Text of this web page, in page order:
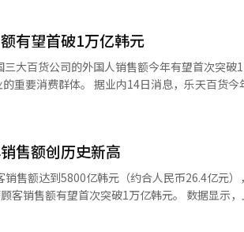
文四种语言。通过整理网页上分散的信息，使AI
大弘企划
设置引导AI搜索的广告。 游客看到广告后，如
去的地方”，将推荐外国游客专属服务“乐天
标是将AI搜索与实际店铺访问和商品购买连接起
。 在外国游客较多的店铺中，设置
的对话功能，使游客无需在智能手机上输入文字
AI）系统翻译与编辑。
发展局将进一步增加经地方机场入境的外籍游
，该公司地方机
司（LCC）中位居首位，国际航班增幅也处于行
包机航线，并增加釜山至台北航班班次；计划明
有望首破1万亿韩元
大百货公司的外国人销售额今年有望首次突破
，乐天百货今年上半年外
；新世界百货同期实现5800亿韩元，已接近
和24.5%；同期大型超市和企业型超市（
持韧性，加之访韩游客增加以及韩元贬值带来
品类也从奢侈品进一步扩展至韩国时尚、美妆及
售额创历史新高
售额达到5800亿韩元（约合人民币26.4亿元）
首次突破1万亿韩元。 数据显示，上半年外
韩国入境旅游持续复苏，外籍顾客来源和消费